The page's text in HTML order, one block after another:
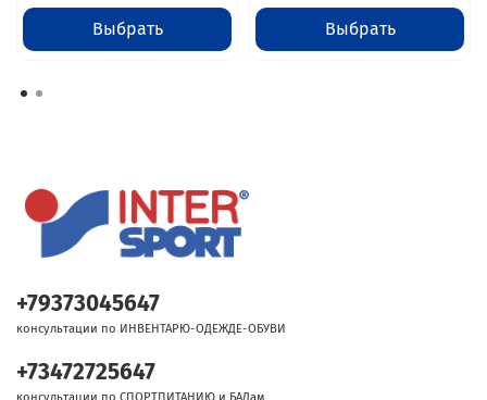
Выбрать Выбрать
+79373045647
консультации по ИНВЕНТАРЮ-ОДЕЖДЕ-ОБУВИ
+73472725647
консультации по СПОРТПИТАНИЮ и БАДам